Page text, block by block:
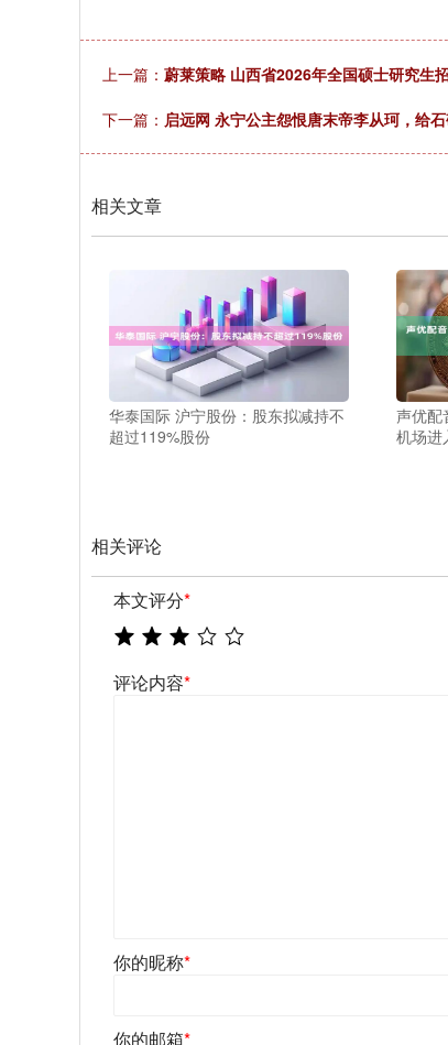
上一篇： 蔚莱策略 山西省2026年全国硕士研究生
下一篇： 启远网 永宁公主怨恨唐末帝李从珂，给
相关文章
华泰国际 沪宁股份：股东拟减持不
超过119%股份
声优配
机场进
相关评论
本文评分*
评论内容*
你的昵称*
你的邮箱*